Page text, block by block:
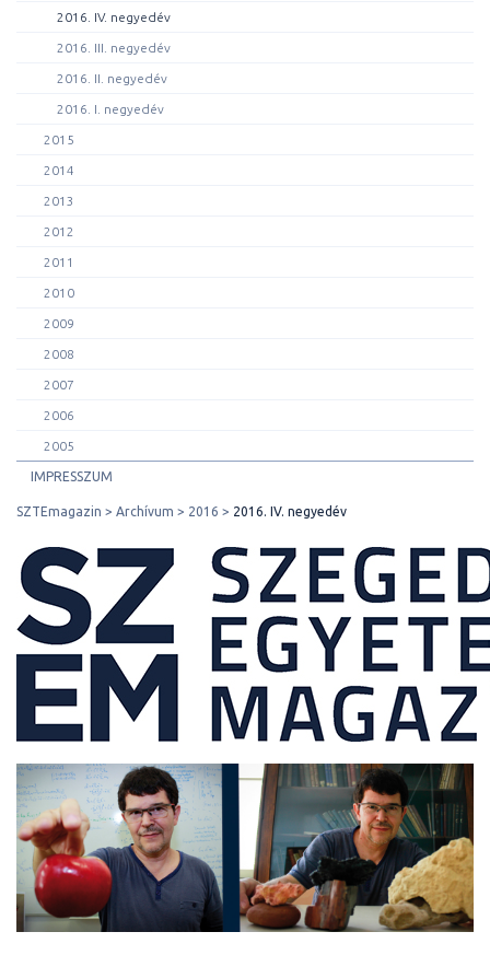
2016. IV. negyedév
2016. III. negyedév
2016. II. negyedév
2016. I. negyedév
2015
2014
2013
2012
2011
2010
2009
2008
2007
2006
2005
IMPRESSZUM
SZTEmagazin Archívum 2016 2016. IV. negyedév